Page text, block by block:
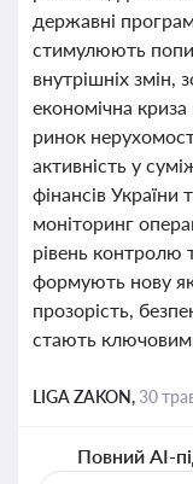
державні
стимулюють
внутрішніх змін,
економічна криза
ринок
активність у
фінансів
моніторинг
рівень контролю
формують нову
прозорість,
стають
LIGA ZAKON,30
Повний AI-